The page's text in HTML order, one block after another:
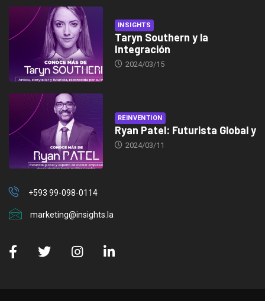
INSIGHTS
Taryn Southern y la
Integración
2024/03/15
REINVENTION
Ryan Patel: Futurista Global y
2024/03/11
+593 99-098-0114
marketing@insights.la